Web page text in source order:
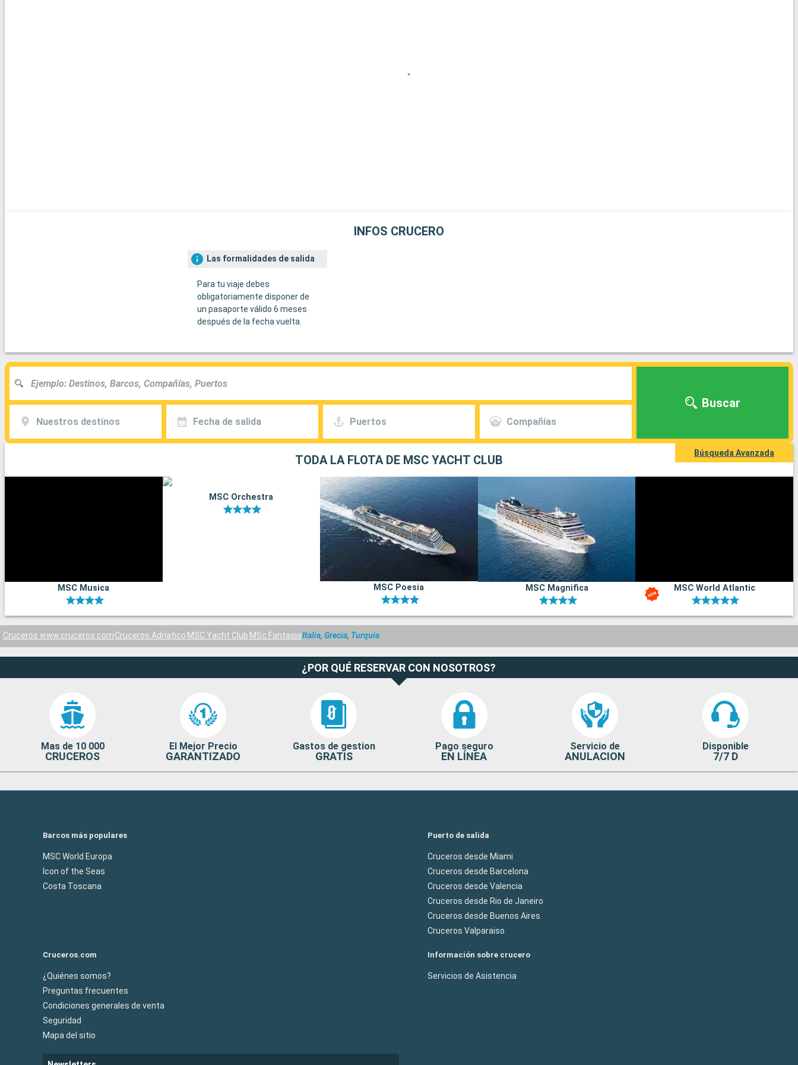
INFOS CRUCERO
Las formalidades de salida
Para tu viaje debes
obligatoriamente disponer de
un pasaporte válido 6 meses
después de la fecha vuelta.
Nuestros destinos Fecha de salida Puertos Compañías
Buscar
Búsqueda Avanzada
TODA LA FLOTA DE MSC YACHT CLUB
MSC Musica
MSC Orchestra
MSC Poesia MSC Magnifica MSC World Atlantic
Cruceros www.cruceros.comCruceros Adriatico MSC Yacht Club MSc FantasiaItalia, Grecia, Turquía
¿POR QUÉ RESERVAR CON NOSOTROS?
Mas de 10 000
CRUCEROS
El Mejor Precio
GARANTIZADO
Gastos de gestion
GRATIS
Pago seguro
EN LÍNEA
Servicio de
ANULACION
Disponible
7/7 D
Barcos más populares
MSC World Europa
Icon of the Seas
Costa Toscana
Puerto de salida
Cruceros desde Miami
Cruceros desde Barcelona
Cruceros desde Valencia
Cruceros desde Rio de Janeiro
Cruceros desde Buenos Aires
Cruceros Valparaiso
Cruceros.com
¿Quiénes somos?
Preguntas frecuentes
Condiciones generales de venta
Seguridad
Mapa del sitio
Información sobre crucero
Servicios de Asistencia